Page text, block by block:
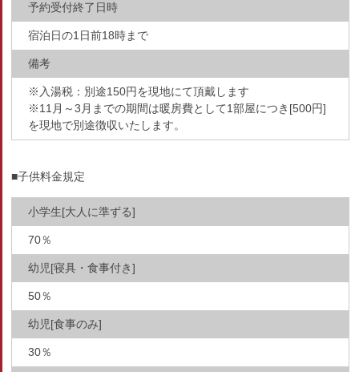
予約受付終了日時
宿泊日の1日前18時まで
備考
※入湯税：別途150円を現地にて頂戴します
※11月～3月までの期間は暖房費として1部屋につき[500円]
を現地で別途徴収いたします。
■子供料金規定
小学生[大人に準ずる]
70％
幼児[寝具・食事付き]
50％
幼児[食事のみ]
30％